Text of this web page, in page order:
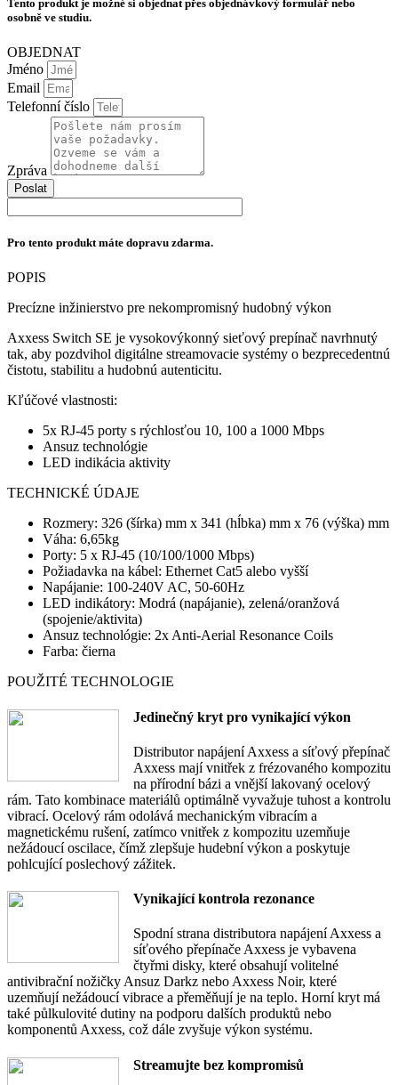
množství
Tento produkt je možné si objednat přes objednávkový formulář nebo
osobně ve studiu.
OBJEDNAT
Jméno
Email
Telefonní číslo
Zpráva
Poslat
Pro tento produkt máte dopravu zdarma.
POPIS
Precízne inžinierstvo pre nekompromisný hudobný výkon
Axxess Switch SE je vysokovýkonný sieťový prepínač navrhnutý
tak, aby pozdvihol digitálne streamovacie systémy o bezprecedentnú
čistotu, stabilitu a hudobnú autenticitu.
Kľúčové vlastnosti:
5x RJ-45 porty s rýchlosťou 10, 100 a 1000 Mbps
Ansuz technológie
LED indikácia aktivity
TECHNICKÉ ÚDAJE
Rozmery: 326 (šírka) mm x 341 (hĺbka) mm x 76 (výška) mm
Váha: 6,65kg
Porty: 5 x RJ-45 (10/100/1000 Mbps)
Požiadavka na kábel: Ethernet Cat5 alebo vyšší
Napájanie: 100-240V AC, 50-60Hz
LED indikátory: Modrá (napájanie), zelená/oranžová
(spojenie/aktivita)
Ansuz technológie: 2x Anti-Aerial Resonance Coils
Farba: čierna
POUŽITÉ TECHNOLOGIE
Jedinečný kryt pro vynikající výkon
Distributor napájení Axxess a síťový přepínač
Axxess mají vnitřek z frézovaného kompozitu
na přírodní bázi a vnější lakovaný ocelový
rám. Tato kombinace materiálů optimálně vyvažuje tuhost a kontrolu
vibrací. Ocelový rám odolává mechanickým vibracím a
magnetickému rušení, zatímco vnitřek z kompozitu uzemňuje
nežádoucí oscilace, čímž zlepšuje hudební výkon a poskytuje
pohlcující poslechový zážitek.
Vynikající kontrola rezonance
Spodní strana distributora napájení Axxess a
síťového přepínače Axxess je vybavena
čtyřmi disky, které obsahují volitelné
antivibrační nožičky Ansuz Darkz nebo Axxess Noir, které
uzemňují nežádoucí vibrace a přeměňují je na teplo. Horní kryt má
také půlkulovité dutiny na podporu dalších produktů nebo
komponentů Axxess, což dále zvyšuje výkon systému.
Streamujte bez kompromisů